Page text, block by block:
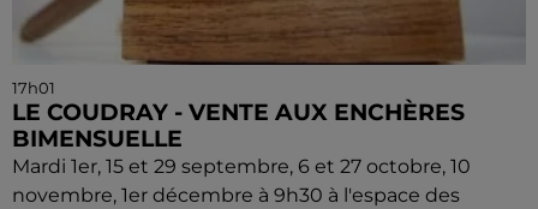
17h01
LE COUDRAY - VENTE AUX ENCHÈRES
BIMENSUELLE
Mardi 1er, 15 et 29 septembre, 6 et 27 octobre, 10
novembre, 1er décembre à 9h30 à l'espace des